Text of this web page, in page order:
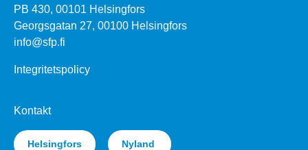
PB 430, 00101 Helsingfors
Georgsgatan 27, 00100 Helsingfors
info@sfp.fi
Integritetspolicy
Kontakt
Helsingfors Nyland